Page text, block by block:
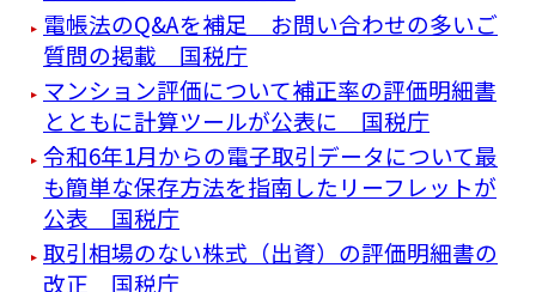
電帳法のQ&Aを補足 お問い合わせの多いご
質問の掲載 国税庁
マンション評価について補正率の評価明細書
とともに計算ツールが公表に 国税庁
令和6年1月からの電子取引データについて最
も簡単な保存方法を指南したリーフレットが
公表 国税庁
取引相場のない株式（出資）の評価明細書の
改正 国税庁